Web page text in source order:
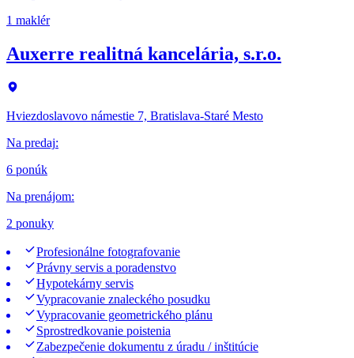
1 maklér
Auxerre realitná kancelária, s.r.o.
Hviezdoslavovo námestie 7, Bratislava-Staré Mesto
Na predaj:
6 ponúk
Na prenájom:
2 ponuky
Profesionálne fotografovanie
Právny servis a poradenstvo
Hypotekárny servis
Vypracovanie znaleckého posudku
Vypracovanie geometrického plánu
Sprostredkovanie poistenia
Zabezpečenie dokumentu z úradu / inštitúcie